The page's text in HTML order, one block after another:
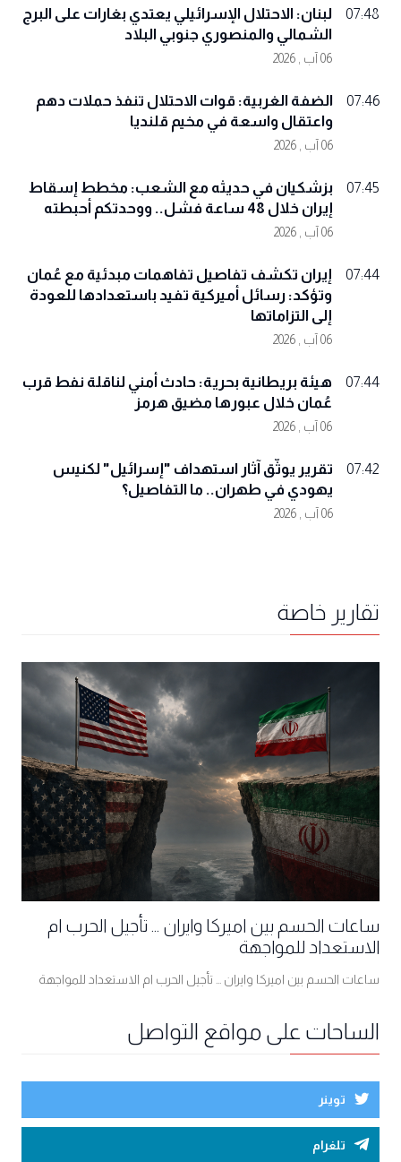
07:48
لبنان: الاحتلال الإسرائيلي يعتدي بغارات على البرج
الشمالي والمنصوري جنوبي البلاد
06 آب , 2026
07:46
الضفة الغربية: قوات الاحتلال تنفذ حملات دهم
واعتقال واسعة في مخيم قلنديا
06 آب , 2026
07:45
بزشكيان في حديثه مع الشعب: مخطط إسقاط
إيران خلال 48 ساعة فشل.. ووحدتكم أحبطته
06 آب , 2026
07:44
إيران تكشف تفاصيل تفاهمات مبدئية مع عُمان
وتؤكد: رسائل أميركية تفيد باستعدادها للعودة
إلى التزاماتها
06 آب , 2026
07:44
هيئة بريطانية بحرية: حادث أمني لناقلة نفط قرب
عُمان خلال عبورها مضيق هرمز
06 آب , 2026
07:42
تقرير يوثّق آثار استهداف "إسرائيل" لكنيس
يهودي في طهران.. ما التفاصيل؟
06 آب , 2026
تقارير خاصة
ساعات الحسم بين اميركا وايران ... تأجيل الحرب ام
الاستعداد للمواجهة
ساعات الحسم بين اميركا وايران ... تأجيل الحرب ام الاستعداد للمواجهة
الساحات على مواقع التواصل
توينر
تلغرام